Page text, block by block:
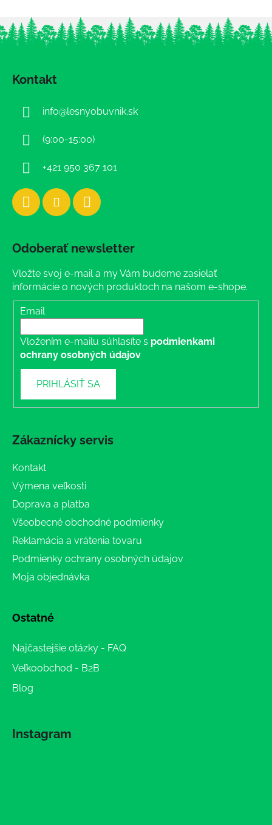
Kontakt
info@lesnyobuvnik.sk
(9:00-15:00)
+421 950 367 101
Odoberať newsletter
Vložte svoj e-mail a my Vám budeme zasielať
informácie o nových produktoch na našom e-shope.
Email
Vložením e-mailu súhlasíte s podmienkami
ochrany osobných údajov
PRIHLÁSIŤ SA
Zákaznícky servis
Kontakt
Výmena veľkosti
Doprava a platba
Všeobecné obchodné podmienky
Reklamácia a vrátenia tovaru
Podmienky ochrany osobných údajov
Moja objednávka
Ostatné
Najčastejšie otázky - FAQ
Veľkoobchod - B2B
Blog
Instagram